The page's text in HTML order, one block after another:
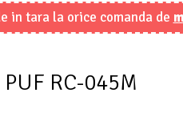
in tara la orice comanda de
RC-045M